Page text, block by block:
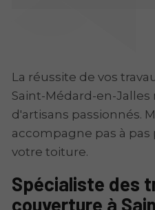
La réussite de vos
Saint-Médard-en-
d'artisans passionnés.
accompagne pas à
votre toiture.
Spécialiste des
couverture à